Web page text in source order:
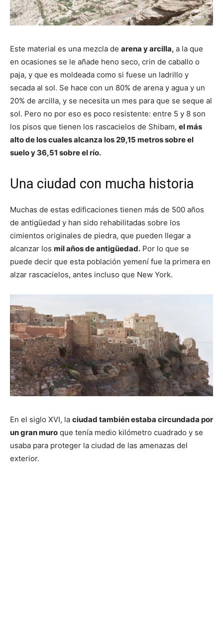
Este material es una mezcla de arena y arcilla, a la que
en ocasiones se le añade heno seco, crin de caballo o
paja, y que es moldeada como si fuese un ladrillo y
secada al sol. Se hace con un 80% de arena y agua y un
20% de arcilla, y se necesita un mes para que se seque al
sol. Pero no por eso es poco resistente: entre 5 y 8 son
los pisos que tienen los rascacielos de Shibam, el más
alto de los cuales alcanza los 29,15 metros sobre el
suelo y 36,51 sobre el río.
Una ciudad con mucha historia
Muchas de estas edificaciones tienen más de 500 años
de antigüedad y han sido rehabilitadas sobre los
cimientos originales de piedra, que pueden llegar a
alcanzar los mil años de antigüedad. Por lo que se
puede decir que esta población yemení fue la primera en
alzar rascacielos, antes incluso que New York.
En el siglo XVI, la ciudad también estaba circundada por
un gran muro que tenía medio kilómetro cuadrado y se
usaba para proteger la ciudad de las amenazas del
exterior.